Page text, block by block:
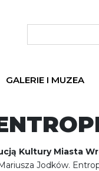
GALERIE I MUZEA
Kultury Miasta
Jodków.